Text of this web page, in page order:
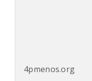
4pmenos.org